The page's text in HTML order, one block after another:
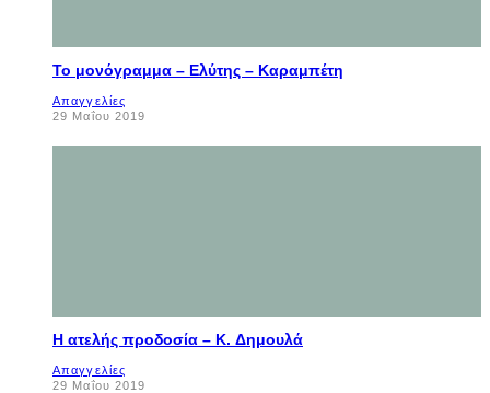
Το μονόγραμμα – Ελύτης – Καραμπέτη
Απαγγελίες
29 Μαΐου 2019
Η ατελής προδοσία – K. Δημουλά
Απαγγελίες
29 Μαΐου 2019